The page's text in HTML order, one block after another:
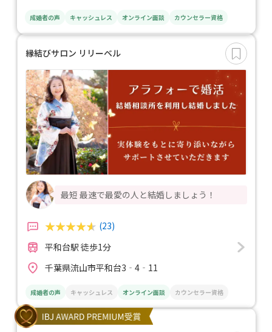
成婚者の声 キャッシュレス オンライン面談 カウンセラー資格
縁結びサロン リリーベル
最短 最速で最愛の人と結婚しましょう！
(23)
平和台駅 徒歩1分
千葉県流山市平和台3‐4‐11
成婚者の声 キャッシュレス オンライン面談 カウンセラー資格